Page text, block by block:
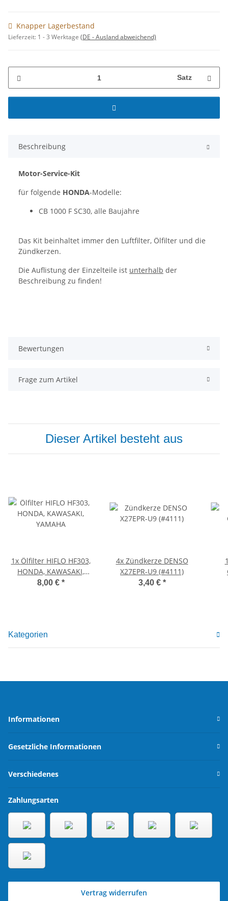
Knapper Lagerbestand
Lieferzeit: 1 - 3 Werktage (DE - Ausland abweichend)
Satz
Beschreibung
Motor-Service-Kit
für folgende HONDA-Modelle:
CB 1000 F SC30, alle Baujahre
Das Kit beinhaltet immer den Luftfilter, Ölfilter und die
Zündkerzen.
Die Auflistung der Einzelteile ist unterhalb der
Beschreibung zu finden!
Bewertungen
Frage zum Artikel
Dieser Artikel besteht aus
1x Ölfilter HIFLO HF303,
HONDA, KAWASAKI,
YAMAHA
8,00 € *
4x Zündkerze DENSO
X27EPR-U9 (#4111)
3,40 € *
Kategorien
Informationen
Gesetzliche Informationen
Verschiedenes
Zahlungsarten
Vertrag widerrufen